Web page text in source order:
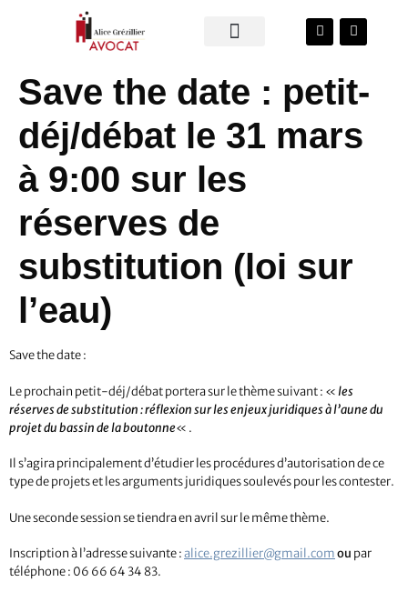
Save the date : petit-
déj/débat le 31 mars
à 9:00 sur les
réserves de
substitution (loi sur
l’eau)
Save the date :
Le prochain petit-déj/débat portera sur le thème suivant : «les
réserves de substitution : réflexion sur les enjeux juridiques à l’aune du
projet du bassin de la boutonne« .
Il s’agira principalement d’étudier les procédures d’autorisation de ce
type de projets et les arguments juridiques soulevés pour les contester.
Une seconde session se tiendra en avril sur le même thème.
Inscription à l’adresse suivante :alice.grezillier@gmail.comou par
téléphone : 06 66 64 34 83.